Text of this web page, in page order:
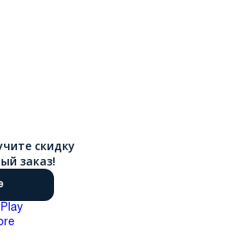
скидку
заказ!